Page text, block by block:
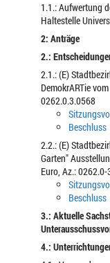
1.1.: Aufwertung
Haltestelle
2: Anträge
2.:
2.1.: (E)
DemokrARTie
0262.0.3.0568
Beschluss
2.2.: (E)
Garten"
Euro, Az.:
Beschluss
3.: Aktuelle
4.: